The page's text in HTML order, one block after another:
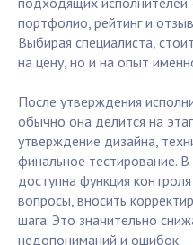
портфолио, рейтинг и
Выбирая специалиста,
на цену, но и на опыт
После утверждения
обычно она делится на
утверждение дизайна,
финальное тестирование.
доступна функция
вопросы, вносить
шага. Это значительно
недопониманий и ошибок.